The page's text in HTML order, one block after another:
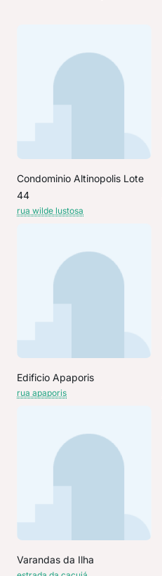
Condominio Altinopolis Lote
44
rua wilde lustosa
Edificio Apaporis
rua apaporis
Varandas da Ilha